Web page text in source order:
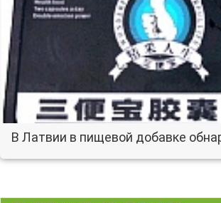
В Латвии в пищевой добавке